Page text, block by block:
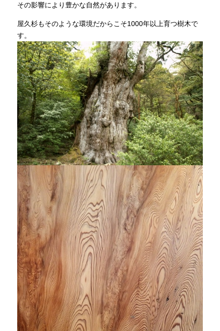
その影響により豊かな自然があります。
屋久杉もそのような環境だからこそ1000年以上育つ樹木で
す。